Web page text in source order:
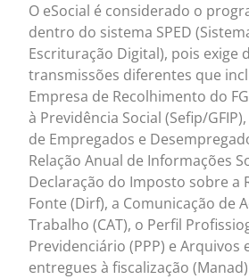
O eSocial é considerado o
dentro do sistema SPED
Escrituração Digital), pois exige
transmissões diferentes que
Empresa de Recolhimento do
à Previdência Social (Sefip/
de Empregados e
Relação Anual de Informações
Declaração do Imposto sobre a
Fonte (Dirf), a Comunicação de
Trabalho (CAT), o Perfil
Previdenciário (PPP) e Arquivos
entregues à fiscalização